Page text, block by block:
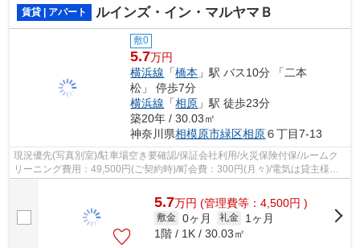
賃貸 | アパート ルインズ・イン・マルヤマＢ
敷0
5.7万円
横浜線 「橋本 」駅 バス10分 「二本
松」 停歩7分
横浜線 「相原 」駅 徒歩23分
築20年 / 30.03㎡
神奈川県相模原市緑区相原６丁目7-13
現況優先(写真別室)/駐車場空き要確認/保証会社利用/火災保険付保/ルームク
リーニング費用：49,500円(ご契約時)/町会費：300円(月々)/電気は貸主様よ
5.7万円 (管理費等：4,500円 )
敷金 0ヶ月 礼金
1ヶ月
1階 / 1K / 30.03㎡